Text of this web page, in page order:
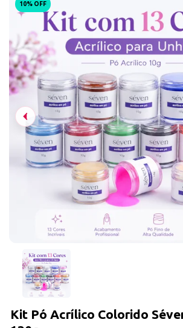
10% OFF
Kit Pó Acrílico Colorido